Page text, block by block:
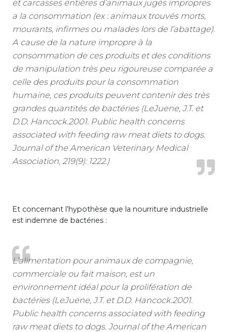
et carcasses entières d’animaux jugés impropres
a la consommation (ex : animaux trouvés morts,
mourants, infirmes ou malades lors de l’abattage).
A cause de la nature impropre à la
consommation de ces produits et des conditions
de manipulation très peu rigoureuse comparée a
celle des produits pour la consommation
humaine, ces produits peuvent contenir des très
grandes quantités de bactéries (LeJuene, J.T. et
D.D. Hancock.2001. Public health concerns
associated with feeding raw meat diets to dogs.
Journal of the American Veterinary Medical
Association, 219(9): 1222.)
Et concernant l’hypothèse que la nourriture industrielle
est indemne de bactéries :
L’alimentation pour animaux de compagnie,
commerciale ou fait maison, est un
environnement idéal pour la prolifération de
bactéries (LeJuene, J.T. et D.D. Hancock.2001.
Public health concerns associated with feeding
raw meat diets to dogs. Journal of the American